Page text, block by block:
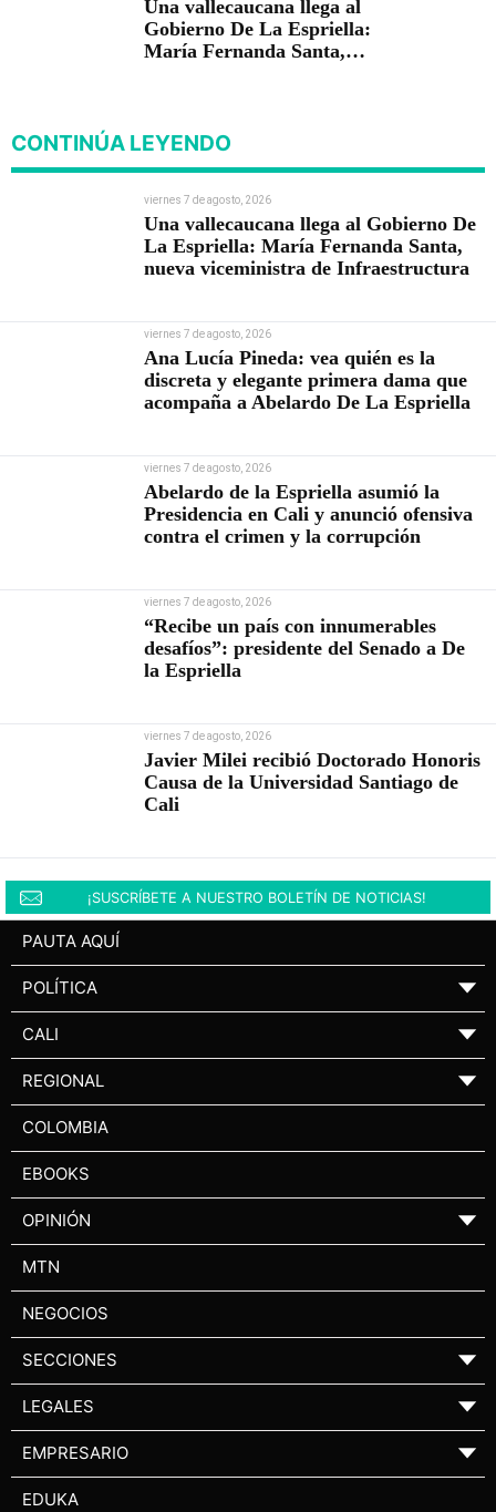
Una vallecaucana llega al
Gobierno De La Espriella:
María Fernanda Santa,
CONTINÚA LEYENDO
viernes 7 de agosto, 2026
Una vallecaucana llega al Gobierno De
La Espriella: María Fernanda Santa,
nueva viceministra de Infraestructura
viernes 7 de agosto, 2026
Ana Lucía Pineda: vea quién es la
discreta y elegante primera dama que
acompaña a Abelardo De La Espriella
viernes 7 de agosto, 2026
Abelardo de la Espriella asumió la
Presidencia en Cali y anunció ofensiva
contra el crimen y la corrupción
viernes 7 de agosto, 2026
“Recibe un país con innumerables
desafíos”: presidente del Senado a De
la Espriella
viernes 7 de agosto, 2026
Javier Milei recibió Doctorado Honoris
Causa de la Universidad Santiago de
Cali
¡SUSCRÍBETE A NUESTRO BOLETÍN DE NOTICIAS!
PAUTA AQUÍ
POLÍTICA ▼
CALI ▼
REGIONAL ▼
COLOMBIA
EBOOKS
OPINIÓN ▼
MTN
NEGOCIOS
SECCIONES ▼
LEGALES ▼
EMPRESARIO ▼
EDUKA